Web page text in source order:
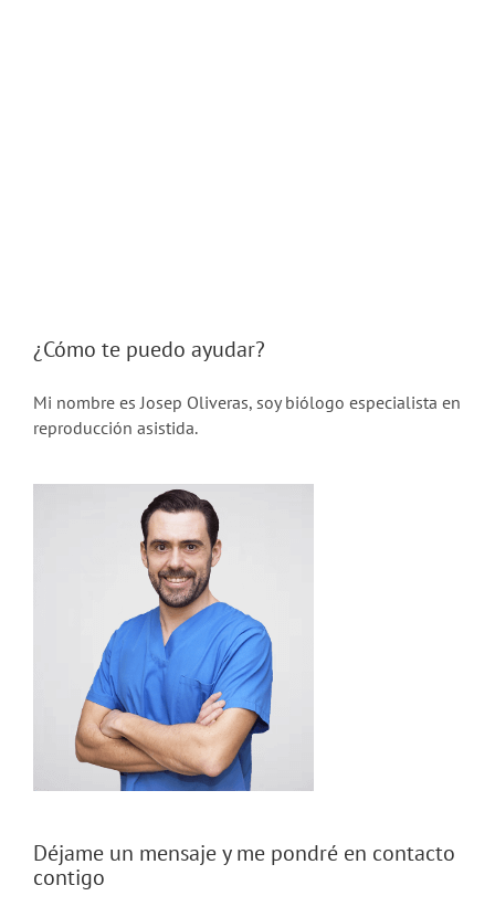
¿Cómo te puedo ayudar?
Mi nombre es Josep Oliveras, soy biólogo especialista en
reproducción asistida.
Déjame un mensaje y me pondré en contacto
contigo